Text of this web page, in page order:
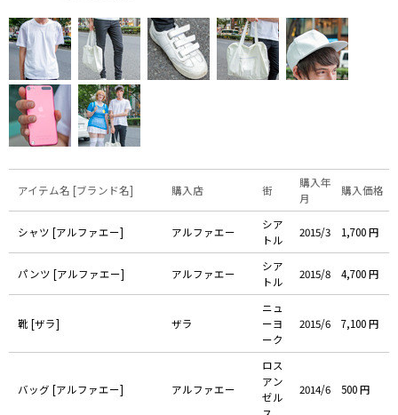
アイテム名 [ブランド名] 購入店 街
購入年
月
購入価格
シャツ [アルファエー] アルファエー
シア
トル
2015/3 1,700 円
パンツ [アルファエー] アルファエー
シア
トル
2015/8 4,700 円
靴 [ザラ] ザラ
ニュ
ーヨ
ーク
2015/6 7,100 円
バッグ [アルファエー] アルファエー
ロス
アン
ゼル
2014/6 500 円